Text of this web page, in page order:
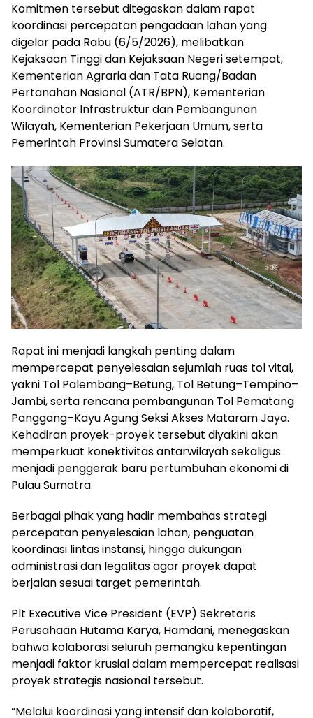
Komitmen tersebut ditegaskan dalam rapat
koordinasi percepatan pengadaan lahan yang
digelar pada Rabu (6/5/2026), melibatkan
Kejaksaan Tinggi dan Kejaksaan Negeri setempat,
Kementerian Agraria dan Tata Ruang/Badan
Pertanahan Nasional (ATR/BPN), Kementerian
Koordinator Infrastruktur dan Pembangunan
Wilayah, Kementerian Pekerjaan Umum, serta
Pemerintah Provinsi Sumatera Selatan.
Rapat ini menjadi langkah penting dalam
mempercepat penyelesaian sejumlah ruas tol vital,
yakni Tol Palembang–Betung, Tol Betung–Tempino–
Jambi, serta rencana pembangunan Tol Pematang
Panggang–Kayu Agung Seksi Akses Mataram Jaya.
Kehadiran proyek-proyek tersebut diyakini akan
memperkuat konektivitas antarwilayah sekaligus
menjadi penggerak baru pertumbuhan ekonomi di
Pulau Sumatra.
Berbagai pihak yang hadir membahas strategi
percepatan penyelesaian lahan, penguatan
koordinasi lintas instansi, hingga dukungan
administrasi dan legalitas agar proyek dapat
berjalan sesuai target pemerintah.
Plt Executive Vice President (EVP) Sekretaris
Perusahaan Hutama Karya, Hamdani, menegaskan
bahwa kolaborasi seluruh pemangku kepentingan
menjadi faktor krusial dalam mempercepat realisasi
proyek strategis nasional tersebut.
“Melalui koordinasi yang intensif dan kolaboratif,